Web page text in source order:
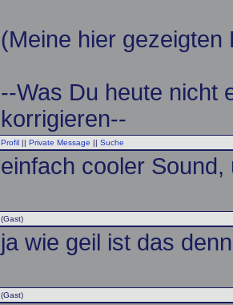
(Meine hier
--Was Du heute nicht
korrigieren--
Profil || Private Message || Suche
einfach cooler
(Gast)
ja wie geil ist das
(Gast)